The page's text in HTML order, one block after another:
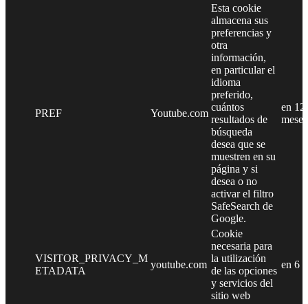
PREF Youtube.com
Esta cookie
almacena sus
preferencias y
otra
información,
en particular el
idioma
preferido,
cuántos
resultados de
búsqueda
desea que se
muestren en su
página y si
desea o no
activar el filtro
SafeSearch de
Google.
en 12
meses
VISITOR_PRIVACY_M
ETADATA
youtube.com
Cookie
necesaria para
la utilización
de las opciones
y servicios del
sitio web
en 6